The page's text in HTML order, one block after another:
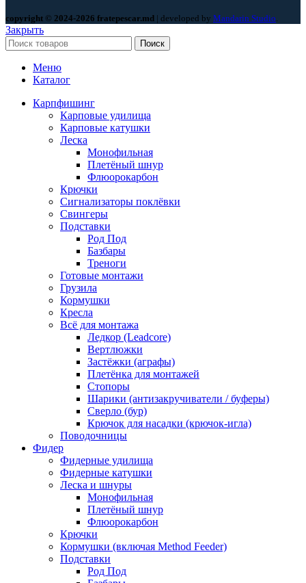
copyright © 2024-2026 fratepescar.md | developed by Mandarin Studio.
Закрыть
Поиск
Меню
Каталог
Карпфишинг
Карповые удилища
Карповые катушки
Леска
Монофильная
Плетёный шнур
Флюорокарбон
Крючки
Сигнализаторы поклёвки
Свингеры
Подставки
Род Под
Базбары
Треноги
Готовые монтажи
Грузила
Кормушки
Кресла
Всё для монтажа
Ледкор (Leadcore)
Вертлюжки
Застёжки (аграфы)
Плетёнка для монтажей
Стопоры
Шарики (антизакручиватели / буферы)
Сверло (бур)
Крючок для насадки (крючок-игла)
Поводочницы
Фидер
Фидерные удилища
Фидерные катушки
Леска и шнуры
Монофильная
Плетёный шнур
Флюорокарбон
Крючки
Кормушки (включая Method Feeder)
Подставки
Род Под